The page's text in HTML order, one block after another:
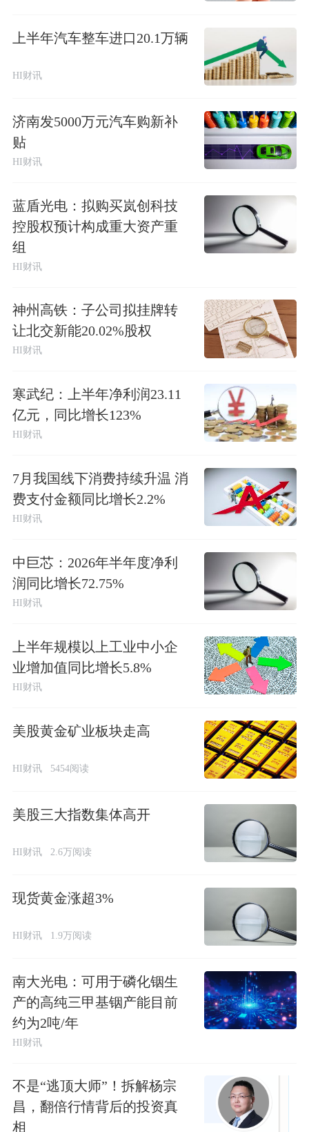
上半年汽车整车进口20.1万辆
HI财讯
济南发5000万元汽车购新补
贴
HI财讯
蓝盾光电：拟购买岚创科技
控股权预计构成重大资产重
组
HI财讯
神州高铁：子公司拟挂牌转
让北交新能20.02%股权
HI财讯
寒武纪：上半年净利润23.11
亿元，同比增长123%
HI财讯
7月我国线下消费持续升温 消
费支付金额同比增长2.2%
HI财讯
中巨芯：2026年半年度净利
润同比增长72.75%
HI财讯
上半年规模以上工业中小企
业增加值同比增长5.8%
HI财讯
美股黄金矿业板块走高
HI财讯 5454阅读
美股三大指数集体高开
HI财讯 2.6万阅读
现货黄金涨超3%
HI财讯 1.9万阅读
南大光电：可用于磷化铟生
产的高纯三甲基铟产能目前
约为2吨/年
HI财讯
不是“逃顶大师”！拆解杨宗
昌，翻倍行情背后的投资真
相